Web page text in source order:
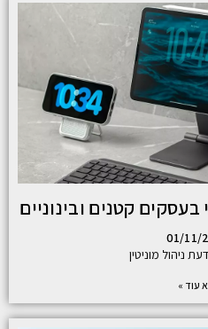
בעסקים קטנים ובינוניים
01/11/
ניהול מוניטין
עוד »